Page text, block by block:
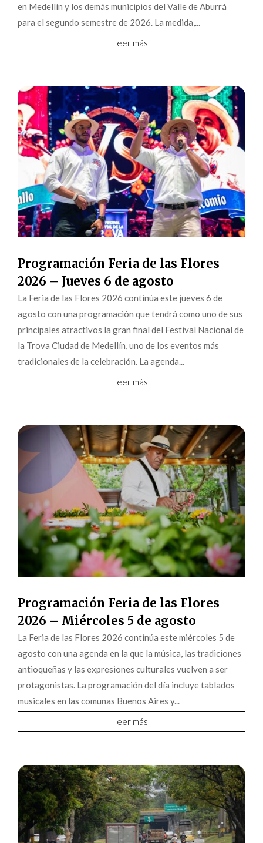
en Medellín y los demás municipios del Valle de Aburrá
para el segundo semestre de 2026. La medida,...
leer más
Programación Feria de las Flores
2026 – Jueves 6 de agosto
La Feria de las Flores 2026 continúa este jueves 6 de
agosto con una programación que tendrá como uno de sus
principales atractivos la gran final del Festival Nacional de
la Trova Ciudad de Medellín, uno de los eventos más
tradicionales de la celebración. La agenda...
leer más
Programación Feria de las Flores
2026 – Miércoles 5 de agosto
La Feria de las Flores 2026 continúa este miércoles 5 de
agosto con una agenda en la que la música, las tradiciones
antioqueñas y las expresiones culturales vuelven a ser
protagonistas. La programación del día incluye tablados
musicales en las comunas Buenos Aires y...
leer más